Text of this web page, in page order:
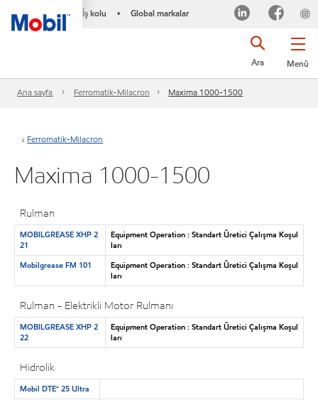
İş kolu • Global markalar
Menü
Ara
Ana sayfa Ferromatik-Milacron Maxima 1000-1500
Ferromatik-Milacron
Maxima 1000-1500
Rulman
MOBILGREASE XHP 2
21
Equipment Operation : Standart Üretici Çalışma Koşul
ları
Mobilgrease FM 101
Equipment Operation : Standart Üretici Çalışma Koşul
ları
Rulman - Elektrikli Motor Rulmanı
MOBILGREASE XHP 2
22
Equipment Operation : Standart Üretici Çalışma Koşul
ları
Hidrolik
Mobil DTE™ 25 Ultra